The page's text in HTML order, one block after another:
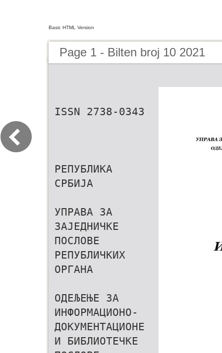
Basic HTML Version
Page 1 - Bilten broj 10 2021
ISSN 2738-0343
РЕПУБЛИКА
СРБИЈА
УПРАВА ЗА
ЗАЈЕДНИЧКЕ
ПОСЛОВЕ
РЕПУБЛИЧКИХ
ОРГАНА
ОДЕЉЕЊЕ ЗА
ИНФОРМАЦИОНО-
ДОКУМЕНТАЦИОНЕ
И БИБЛИОТЕЧКЕ